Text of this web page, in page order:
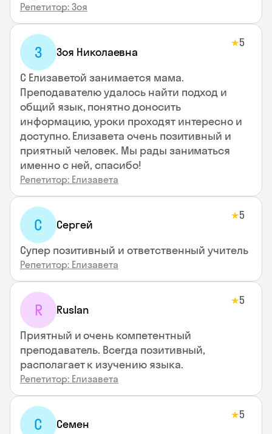
Репетитор: Зоя
З Зоя Николаевна
★5
С Елизаветой занимается мама.
Преподавателю удалось найти подход и
общий язык, понятно доносить
информацию, уроки проходят интересно и
доступно. Елизавета очень позитивный и
приятный человек. Мы рады заниматься
именно с ней, спасибо!
Репетитор: Елизавета
С Сергей
★5
Супер позитивный и ответственный учитель
Репетитор: Елизавета
R Ruslan
★5
Приятный и очень компетентный
преподаватель. Всегда позитивный,
располагает к изучению языка.
Репетитор: Елизавета
С Семен
★5